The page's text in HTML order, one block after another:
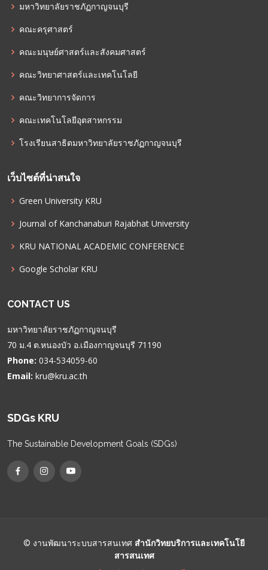
มหาวิทยาลัยราชภัฏกาญจนบุรี
คณะครุศาสตร์
คณะมนุษย์ศาสตร์และสังคมศาสตร์
คณะวิทยาศาสตร์และเทคโนโลยี
คณะวิทยาการจัดการ
คณะเทคโนโลยีอุตสาหกรรม
โรงเรียนสาธิตมหาวิทยาลัยราชภัฏกาญจนบุรี
เว็บไซต์ที่น่าสนใจ
Green University KRU
Journal of Kanchanaburi Rajabhat University
KRU NATIONAL ACADEMIC CONFERENCE
Google Scholar KRU
CONTACT US
มหาวิทยาลัยราชภัฏกาญจนบุรี
70 ม.4 ต.หนองบัว อ.เมืองกาญจนบุรี 71190
Phone: 034-534059-60
Email: kru@kru.ac.th
SDGs KRU
The Sustainable Development Goals (SDGs)
© งานพัฒนาระบบสารสนเทศ สำนักวิทยบริการและเทคโนโยี
สารสนเทศ